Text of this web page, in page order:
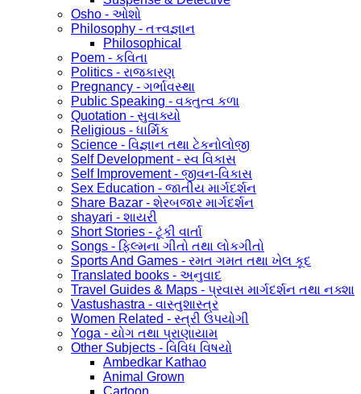
Osho - ઓશો
Philosophy - તત્ત્વજ્ઞાન
Philosophical
Poem - કવિતા
Politics - રાજકારણ
Pregnancy - ગર્ભાવસ્થા
Public Speaking - વક્તુત્વ કળા
Quotation - સુવાક્યો
Religious - ધાર્મિક
Science - વિજ્ઞાન તથા ટેકનોલોજી
Self Development - સ્વ વિકાસ
Self Improvement - જીવન-વિકાસ
Sex Education - જાતીય માર્ગદર્શન
Share Bazar - શેરબજાર માર્ગદર્શન
shayari - શાયરી
Short Stories - ટૂંકી વાર્તા
Songs - ફિલ્મના ગીતો તથા લોકગીતો
Sports And Games - રમત ગમત તથા ખેલ કૂદ
Translated books - અનુવાદ
Travel Guides & Maps - પ્રવાસ માર્ગદર્શન તથા નક્શા
Vastushastra - વાસ્તુશાસ્ત્ર
Women Related - સ્ત્રી ઉપયોગી
Yoga - યોગ તથા પ્રાણાયામ
Other Subjects - વિવિધ વિષયો
Ambedkar Kathao
Animal Grown
Cartoon